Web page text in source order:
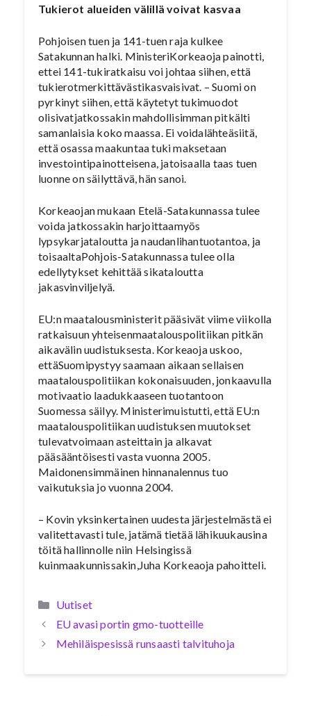
Tukierot alueiden välillä voivat kasvaa
Pohjoisen tuen ja 141-tuen raja kulkee
Satakunnan halki. MinisteriKorkeaoja painotti,
ettei 141-tukiratkaisu voi johtaa siihen, että
tukierotmerkittävästikasvaisivat. – Suomi on
pyrkinyt siihen, että käytetyt tukimuodot
olisivatjatkossakin mahdollisimman pitkälti
samanlaisia koko maassa. Ei voidalähteäsiitä,
että osassa maakuntaa tuki maksetaan
investointipainotteisena, jatoisaalla taas tuen
luonne on säilyttävä, hän sanoi.
Korkeaojan mukaan Etelä-Satakunnassa tulee
voida jatkossakin harjoittaamyös
lypsykarjataloutta ja naudanlihantuotantoa, ja
toisaaltaPohjois-Satakunnassa tulee olla
edellytykset kehittää sikataloutta
jakasvinviljelyä.
EU:n maatalousministerit pääsivät viime viikolla
ratkaisuun yhteisenmaatalouspolitiikan pitkän
aikavälin uudistuksesta. Korkeaoja uskoo,
ettäSuomipystyy saamaan aikaan sellaisen
maatalouspolitiikan kokonaisuuden, jonkaavulla
motivaatio laadukkaaseen tuotantoon
Suomessa säilyy. Ministerimuistutti, että EU:n
maatalouspolitiikan uudistuksen muutokset
tulevatvoimaan asteittain ja alkavat
pääsääntöisesti vasta vuonna 2005.
Maidonensimmäinen hinnanalennus tuo
vaikutuksia jo vuonna 2004.
– Kovin yksinkertainen uudesta järjestelmästä ei
valitettavasti tule, jatämä tietää lähikuukausina
töitä hallinnolle niin Helsingissä
kuinmaakunnissakin,Juha Korkeaoja pahoitteli.
Kategoriat
Uutiset
EU avasi portin gmo-tuotteille
Mehiläispesissä runsaasti talvituhoja